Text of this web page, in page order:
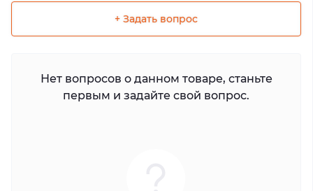
+ Задать вопрос
Нет вопросов о данном товаре, станьте
первым и задайте свой вопрос.